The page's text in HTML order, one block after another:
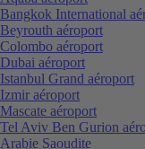
Bangkok International
Beyrouth aéroport
Colombo aéroport
Dubai aéroport
Istanbul Grand aéroport
Izmir aéroport
Mascate aéroport
Tel Aviv Ben Gurion
Arabie Saoudite